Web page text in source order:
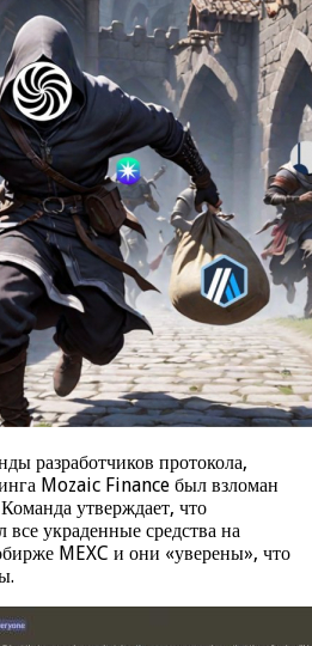
разработчиков протокола,
Mozaic Finance был взломан
утверждает, что
украденные средства на
MEXC и они «уверены», что